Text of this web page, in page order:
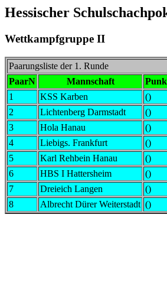
Hessischer
Wettkampfgruppe II
Paarungsliste der 1. Runde
PaarN
Mannschaft
1
KSS Karben ()
2
Lichtenberg Darmstadt ()
3
Hola Hanau ()
4
Liebigs. Frankfurt ()
5
Karl Rehbein Hanau ()
6
HBS I Hattersheim ()
7
Dreieich Langen ()
8
Albrecht Dürer Weiterstadt ()